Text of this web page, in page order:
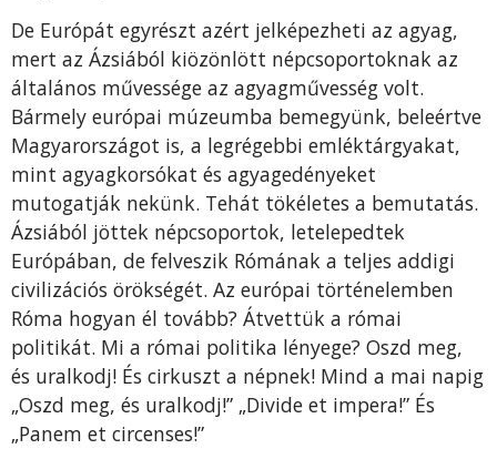
De Európát egyrészt azért jelképezheti az agyag,
mert az Ázsiából kiözönlött népcsoportoknak az
általános művessége az agyagművesség volt.
Bármely európai múzeumba bemegyünk, beleértve
Magyarországot is, a legrégebbi emléktárgyakat,
mint agyagkorsókat és agyagedényeket
mutogatják nekünk. Tehát tökéletes a bemutatás.
Ázsiából jöttek népcsoportok, letelepedtek
Európában, de felveszik Rómának a teljes addigi
civilizációs örökségét. Az európai történelemben
Róma hogyan él tovább? Átvettük a római
politikát. Mi a római politika lényege? Oszd meg,
és uralkodj! És cirkuszt a népnek! Mind a mai napig
„Oszd meg, és uralkodj!” „Divide et impera!” És
„Panem et circenses!”